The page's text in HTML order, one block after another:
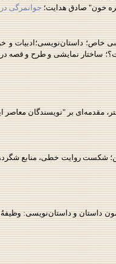
خون" صادق هدايت؛جوانمرگی
حاشيه‌ای بر رمان‌های معاصر(2): رمان و تعهد سياسی
ساختار نمايشی و طرح و قصه در
مقدمه‌ای بر "نويسندگان معاصر
شكست روايت خطی، منابع
داستان و داستان‌نويسی: